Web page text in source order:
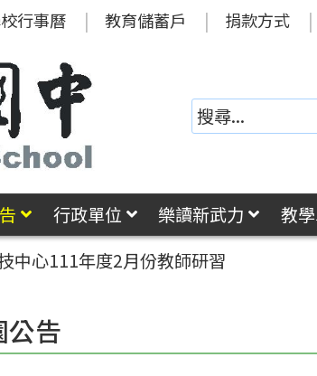
行事曆 教育儲蓄戶 捐款方式
行政單位 樂讀新武力 教
中心111年度2月份教師研習
公告